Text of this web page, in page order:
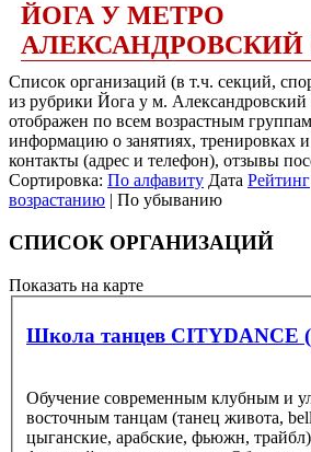
ЙОГА У МЕТРО
АЛЕКСАНДРОВСКИЙ
Список организаций (в т.ч. секций,
из рубрики Йога у м. Александровский
отображен по всем возрастным
информацию о занятиях, тренировках
контакты (адрес и телефон), отзывы
Сортировка: По алфавиту Дата Рейтинг
возрастанию | По убыванию
СПИСОК ОРГАНИЗАЦИЙ
Показать на карте
Школа танцев CITYDANCE
Обучение современным клубным и
восточным танцам (танец живота,
цыганские, арабские, фьюжн,